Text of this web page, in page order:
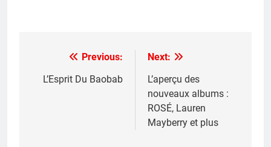
navigation
Previous:
L’Esprit Du Baobab
Next:
L’aperçu des
nouveaux albums :
ROSÉ, Lauren
Mayberry et plus